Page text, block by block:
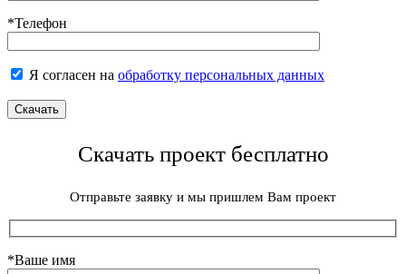
*Телефон
Я согласен на обработку персональных данных
Скачать проект бесплатно
Отправьте заявку и мы пришлем Вам проект
*Ваше имя